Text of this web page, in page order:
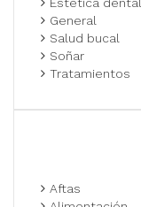
Estética dental
General
Salud bucal
Soñar
Tratamientos
Aftas